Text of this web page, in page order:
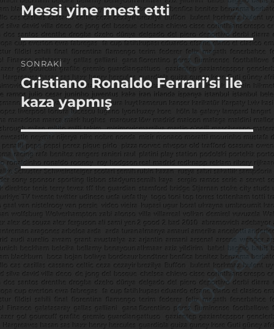
gezinmesi
Önceki
yazı:
Messi yine mest etti
SONRAKI
Sonraki
yazı:
Cristiano Ronaldo Ferrari’si ile
kaza yapmış